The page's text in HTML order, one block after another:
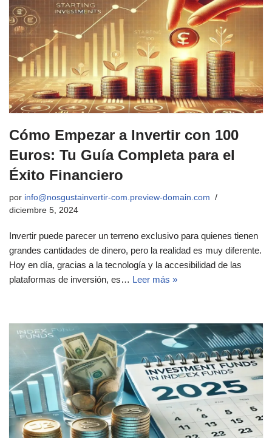
Cómo Empezar a Invertir con 100
Euros: Tu Guía Completa para el
Éxito Financiero
por info@nosgustainvertir-com.preview-domain.com
diciembre 5, 2024
Invertir puede parecer un terreno exclusivo para quienes tienen
grandes cantidades de dinero, pero la realidad es muy diferente.
Hoy en día, gracias a la tecnología y la accesibilidad de las
plataformas de inversión, es… Leer más »